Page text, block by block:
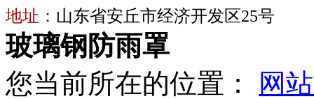
地址： 山东省安丘市经济开发区25号
玻璃钢防雨罩
您当前所在的位置：
网